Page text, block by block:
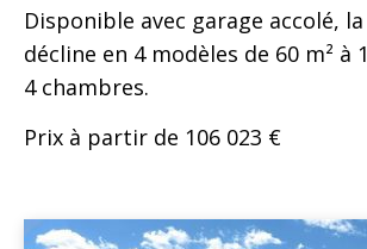
Disponible avec garage accolé,
décline en 4 modèles de 60 m² à
4 chambres.
Prix à partir de 106 023 €